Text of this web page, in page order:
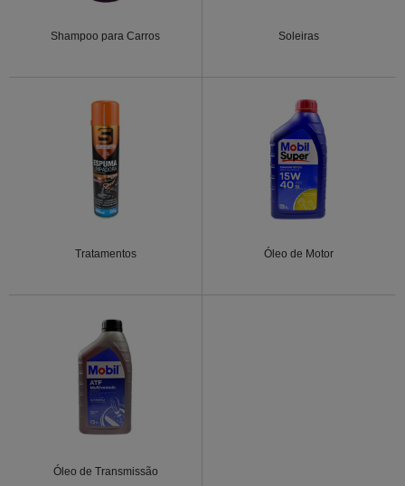
Shampoo para Carros Soleiras
Tratamentos Óleo de Motor
Óleo de Transmissão